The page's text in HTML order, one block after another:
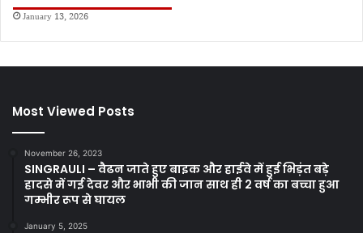
January 13, 2026
Most Viewed Posts
November 26, 2023
SINGRAULI – वैढन जाते हुए बाइक और हाईवे में हुई भिड़ंत बड़े
हादसे में गई देवर और भाभी की जान साथ ही 2 वर्ष का बच्चा हुआ
गम्भीर रूप से घायल
January 5, 2025